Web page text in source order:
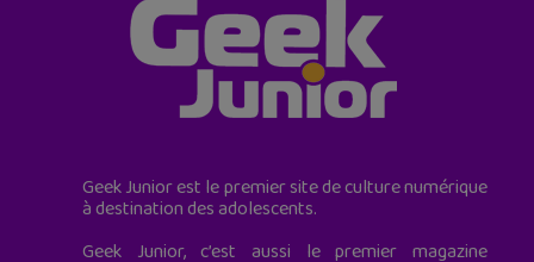
Geek Junior est le premier site de culture numérique
à destination des adolescents.
Geek Junior, c’est aussi le premier magazine